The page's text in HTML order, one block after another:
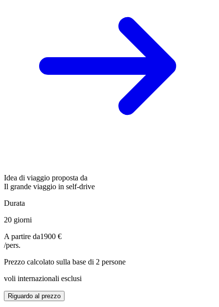
Idea di viaggio proposta da
Il grande viaggio in self-drive
Durata
20 giorni
A partire da1900 €
/pers.
Prezzo calcolato sulla base di 2 persone
voli internazionali esclusi
Riguardo al prezzo